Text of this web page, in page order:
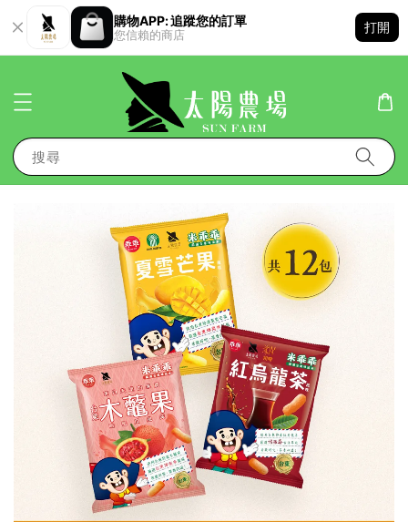
購物APP: 追蹤您的訂單
您信賴的商店
打開
搜尋